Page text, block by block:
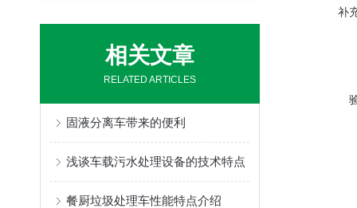
相关文章
RELATED ARTICLES
固液分离车带来的便利
浅谈车载污水处理设备的技术特点
餐厨垃圾处理车性能特点介绍
补